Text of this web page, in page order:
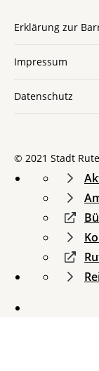
Erklärung zur
Impressum
Datenschutz
© 2021 Stadt